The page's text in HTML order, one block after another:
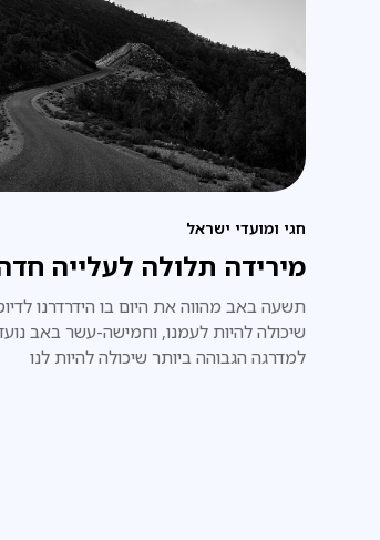
חגי ומועדי ישראל
מירידה תלולה לעלייה
תשעה באב מהווה את היום בו הידרדרנו
שיכולה להיות לעמנו, וחמישה-עשר באב
למדרגה הגבוהה ביותר שיכולה להיות לנו